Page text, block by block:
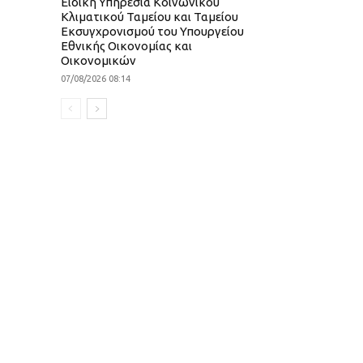
Κλιματικού Ταμείου και Ταμείου
Εκσυγχρονισμού του Υπουργείου
Εθνικής Οικονομίας και
Οικονομικών
07/08/2026 08:14